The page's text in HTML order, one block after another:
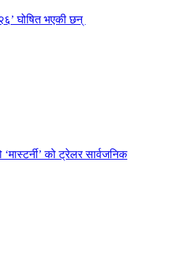
घोषित भएकी छन्
को ट्रेलर सार्वजनिक